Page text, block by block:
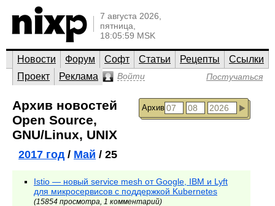
7 августа 2026,
пятница,
18:05:59 MSK
Новости Форум Софт Статьи Рецепты
Ссылки
Проект
Реклама Войти Постучаться
Архив
Архив новостей
Open Source,
GNU/Linux, UNIX
2017 год/ Май / 25
Istio — новый service mesh от Google, IBM и Lyft
для микросервисов с поддержкой Kubernetes
(15854 просмотра, 1 комментарий)